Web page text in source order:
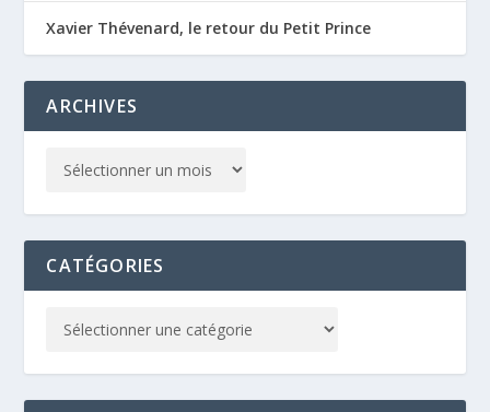
Xavier Thévenard, le retour du Petit Prince
ARCHIVES
CATÉGORIES